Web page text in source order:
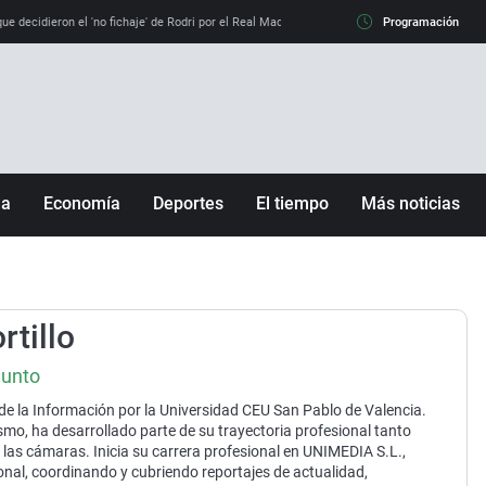
decidieron el 'no fichaje' de Rodri por el Real Madrid y su 'sí' al Barça La llamada
Programación
Economía Deportes El tiempo Más noticias
Gastronomía
Medio ambiente
la Información por la Universidad CEU San Pablo de Valencia.
ha desarrollado parte de su trayectoria profesional tanto
cámaras. Inicia su carrera profesional en UNIMEDIA S.L.,
coordinando y cubriendo reportajes de actualidad,